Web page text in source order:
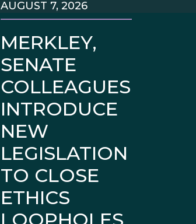
MERKLEY,
SENATE
COLLEAGUES
INTRODUCE
NEW
LEGISLATION
TO CLOSE
ETHICS
AUGUST 7, 2026